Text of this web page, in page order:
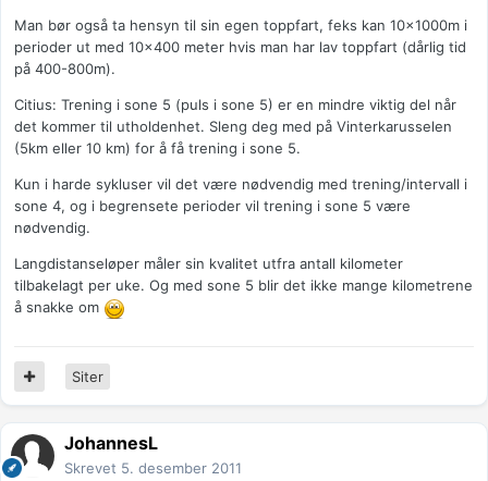
Man bør også ta hensyn til sin egen toppfart, feks kan 10x1000m i
perioder ut med 10x400 meter hvis man har lav toppfart (dårlig tid
på 400-800m).
Citius: Trening i sone 5 (puls i sone 5) er en mindre viktig del når
det kommer til utholdenhet. Sleng deg med på Vinterkarusselen
(5km eller 10 km) for å få trening i sone 5.
Kun i harde sykluser vil det være nødvendig med trening/intervall i
sone 4, og i begrensete perioder vil trening i sone 5 være
nødvendig.
Langdistanseløper måler sin kvalitet utfra antall kilometer
tilbakelagt per uke. Og med sone 5 blir det ikke mange kilometrene
å snakke om
Siter
JohannesL
Skrevet 5. desember 2011